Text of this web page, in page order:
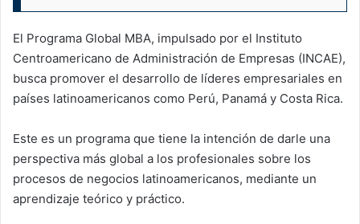
El Programa Global MBA, impulsado por el Instituto
Centroamericano de Administración de Empresas (INCAE),
busca promover el desarrollo de líderes empresariales en
países latinoamericanos como Perú, Panamá y Costa Rica.
Este es un programa que tiene la intención de darle una
perspectiva más global a los profesionales sobre los
procesos de negocios latinoamericanos, mediante un
aprendizaje teórico y práctico.